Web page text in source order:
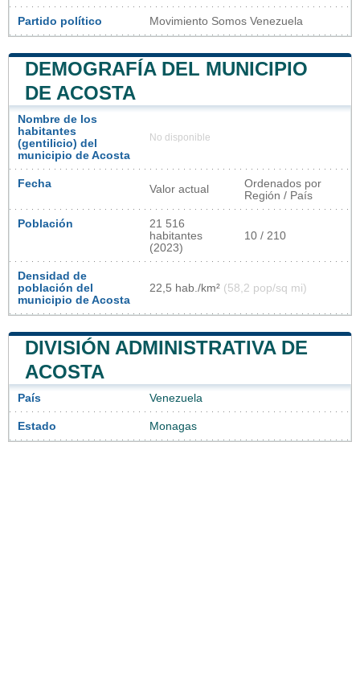
Partido político Movimiento Somos Venezuela
DEMOGRAFÍA DEL MUNICIPIO
DE ACOSTA
Nombre de los
habitantes
(gentilicio) del
municipio de Acosta
No disponible
Fecha Valor actual
Ordenados por
Región / País
Población
21 516
habitantes
(2023)
10 / 210
Densidad de
población del
municipio de Acosta
22,5 hab./km² (58,2 pop/sq mi)
DIVISIÓN ADMINISTRATIVA DE
ACOSTA
País Venezuela
Estado Monagas